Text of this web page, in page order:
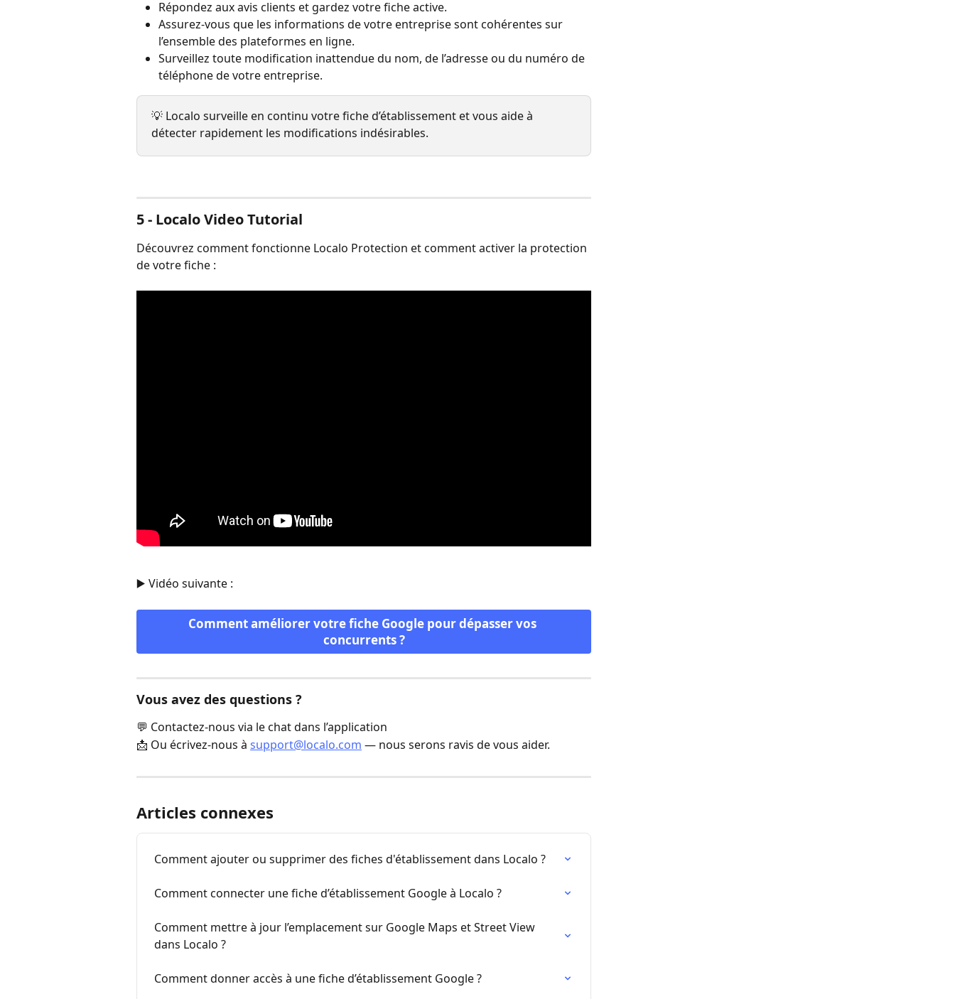
Répondez aux avis clients et gardez votre fiche active.
Assurez-vous que les informations de votre entreprise sont cohérentes sur
l’ensemble des plateformes en ligne.
Surveillez toute modification inattendue du nom, de l’adresse ou du numéro de
téléphone de votre entreprise.
💡 Localo surveille en continu votre fiche d’établissement et vous aide à
détecter rapidement les modifications indésirables.
5 - Localo Video Tutorial
Découvrez comment fonctionne Localo Protection et comment activer la protection
de votre fiche :
▶️ Vidéo suivante :
Comment améliorer votre fiche Google pour dépasser vos
concurrents ?
Vous avez des questions ?
💬 Contactez-nous via le chat dans l’application
📩 Ou écrivez-nous à support@localo.com — nous serons ravis de vous aider.
Articles connexes
Comment ajouter ou supprimer des fiches d'établissement dans Localo ?
Comment connecter une fiche d’établissement Google à Localo ?
Comment mettre à jour l’emplacement sur Google Maps et Street View
dans Localo ?
Comment donner accès à une fiche d’établissement Google ?